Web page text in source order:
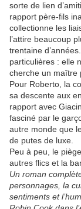
sorte de lien
rapport père-fils
collectionne les
l’attire beaucoup
trentaine
particulières : elle
cherche un maître
Pour Roberto, la
sa descente aux
rapport avec
fasciné par le
autre monde que
de putes de luxe.
Peu à peu, le
autres flics et la
Un roman
personnages, la
sentiments et